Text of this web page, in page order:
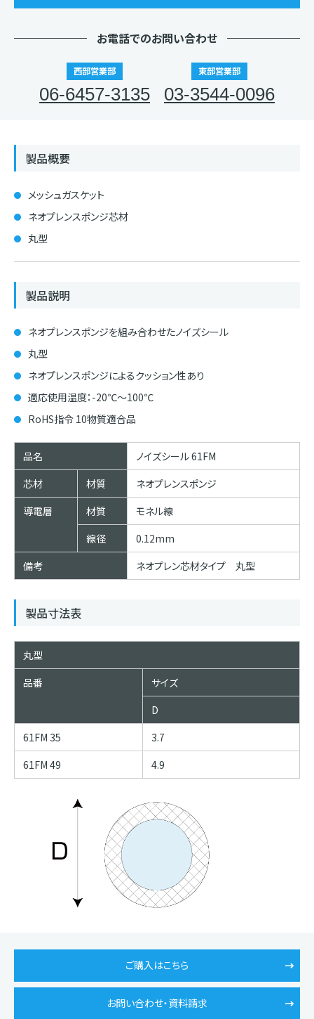
お電話でのお問い合わせ
西部営業部
06-6457-3135
東部営業部
03-3544-0096
製品概要
メッシュガスケット
ネオプレンスポンジ芯材
丸型
製品説明
ネオプレンスポンジを組み合わせたノイズシール
丸型
ネオプレンスポンジによるクッション性あり
適応使用温度：-20℃～100℃
RoHS指令 10物質適合品
品名
ノイズシール 61FM
芯材
材質
ネオプレンスポンジ
導電層
材質
モネル線
線径
0.12mm
備考
ネオプレン芯材タイプ 丸型
製品寸法表
丸型
品番
サイズ
D
61FM 35
3.7
61FM 49
4.9
ご購入はこちら
お問い合わせ・資料請求